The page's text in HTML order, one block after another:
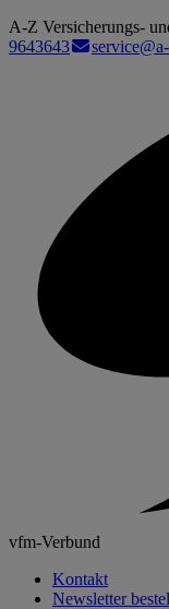
A-Z Versicherungs-
9643643
vfm-Verbund
Kontakt
Newsletter